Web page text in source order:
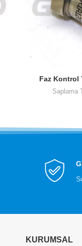
Faz Kontrol
Saplama
KURUMSAL